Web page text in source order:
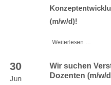
(m/w/d)!
Weiterlesen …
30
Jun
Wir suchen
Dozenten (m/w/